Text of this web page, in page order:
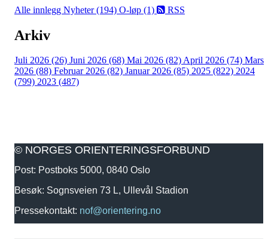
Alle innlegg Nyheter (194) O-løp (1) RSS
Arkiv
Juli 2026 (26) Juni 2026 (68) Mai 2026 (82)April 2026 (74) Mars
2026 (88) Februar 2026 (82) Januar 2026 (85) 2025 (822) 2024
(799) 2023 (487)
© NORGES ORIENTERINGSFORBUND
Post: Postboks 5000, 0840 Oslo
Besøk: Sognsveien 73 L, Ullevål Stadion
Pressekontakt: nof@orientering.no